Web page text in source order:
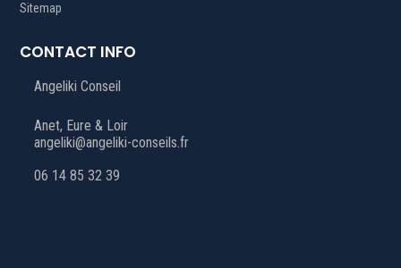
Sitemap
CONTACT INFO
Angeliki Conseil
Anet, Eure & Loir
angeliki@angeliki-conseils.fr
06 14 85 32 39